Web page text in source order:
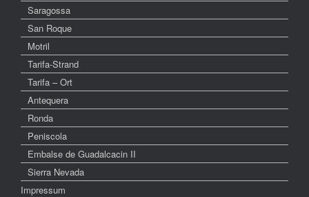
Saragossa
San Roque
Motril
Tarifa-Strand
Tarifa – Ort
Antequera
Ronda
Peniscola
Embalse de Guadalcacin II
Sierra Nevada
Impressum